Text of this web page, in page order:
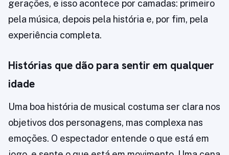
gerações, e isso acontece por camadas: primeiro
pela música, depois pela história e, por fim, pela
experiência completa.
Histórias que dão para sentir em qualquer
idade
Uma boa história de musical costuma ser clara nos
objetivos dos personagens, mas complexa nas
emoções. O espectador entende o que está em